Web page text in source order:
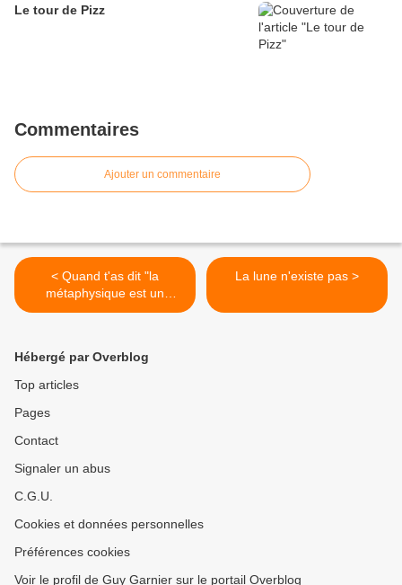
Le tour de Pizz
Commentaires
Ajouter un commentaire
< Quand t'as dit "la
métaphysique est un
champ de...
La lune n'existe pas >
Hébergé par Overblog
Top articles
Pages
Contact
Signaler un abus
C.G.U.
Cookies et données personnelles
Préférences cookies
Voir le profil de Guy Garnier sur le portail Overblog